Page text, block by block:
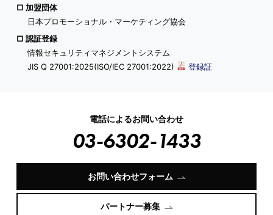
加盟団体
日本プロモーショナル・マーケティング協会
認証登録
情報セキュリティマネジメントシステム
JIS Q 27001:2025(ISO/IEC 27001:2022)
登録証
電話によるお問い合わせ
03-6302-1433
お問い合わせフォーム
パートナー募集